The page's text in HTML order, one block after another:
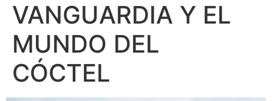
VANGUARDIA Y EL
MUNDO DEL
CÓCTEL